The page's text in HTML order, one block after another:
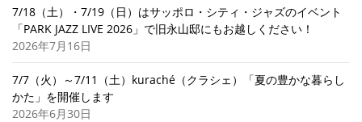
7/18（土）・7/19（日）はサッポロ・シティ・ジャズのイベント
「PARK JAZZ LIVE 2026」で旧永山邸にもお越しください！
2026年7月16日
7/7（火）～7/11（土）kuraché（クラシェ）「夏の豊かな暮らし
かた」を開催します
2026年6月30日